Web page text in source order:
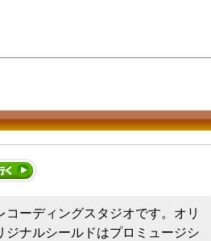
ーディングスタジオです。オリ
ナルシールドはプロミュージシ